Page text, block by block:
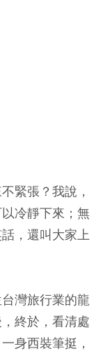
緊張？我說，
冷靜下來；無
，還叫大家上
灣旅行業的龍
終於，看清處
身西裝筆挺，